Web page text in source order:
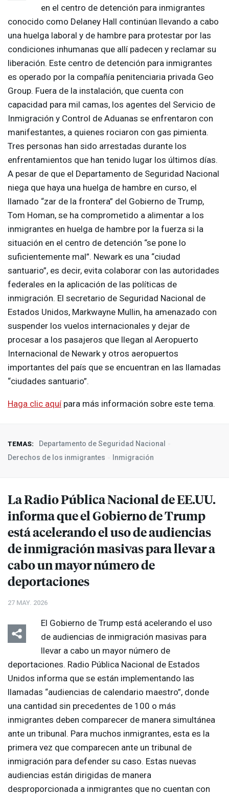
en el centro de detención para inmigrantes
conocido como Delaney Hall continúan llevando a cabo
una huelga laboral y de hambre para protestar por las
condiciones inhumanas que allí padecen y reclamar su
liberación. Este centro de detención para inmigrantes
es operado por la compañía penitenciaria privada Geo
Group. Fuera de la instalación, que cuenta con
capacidad para mil camas, los agentes del Servicio de
Inmigración y Control de Aduanas se enfrentaron con
manifestantes, a quienes rociaron con gas pimienta.
Tres personas han sido arrestadas durante los
enfrentamientos que han tenido lugar los últimos días.
A pesar de que el Departamento de Seguridad Nacional
niega que haya una huelga de hambre en curso, el
llamado “zar de la frontera” del Gobierno de Trump,
Tom Homan, se ha comprometido a alimentar a los
inmigrantes en huelga de hambre por la fuerza si la
situación en el centro de detención “se pone lo
suficientemente mal”. Newark es una “ciudad
santuario”, es decir, evita colaborar con las autoridades
federales en la aplicación de las políticas de
inmigración. El secretario de Seguridad Nacional de
Estados Unidos, Markwayne Mullin, ha amenazado con
suspender los vuelos internacionales y dejar de
procesar a los pasajeros que llegan al Aeropuerto
Internacional de Newark y otros aeropuertos
importantes del país que se encuentran en las llamadas
“ciudades santuario”.
Haga clic aquí para más información sobre este tema.
TEMAS:
Departamento de Seguridad Nacional
Derechos de los inmigrantes
Inmigración
La Radio Pública Nacional de EE.UU.
informa que el Gobierno de Trump
está acelerando el uso de audiencias
de inmigración masivas para llevar a
cabo un mayor número de
deportaciones
27 MAY. 2026
El Gobierno de Trump está acelerando el uso
de audiencias de inmigración masivas para
llevar a cabo un mayor número de
deportaciones. Radio Pública Nacional de Estados
Unidos informa que se están implementando las
llamadas “audiencias de calendario maestro”, donde
una cantidad sin precedentes de 100 o más
inmigrantes deben comparecer de manera simultánea
ante un tribunal. Para muchos inmigrantes, esta es la
primera vez que comparecen ante un tribunal de
inmigración para defender su caso. Estas nuevas
audiencias están dirigidas de manera
desproporcionada a inmigrantes que no cuentan con